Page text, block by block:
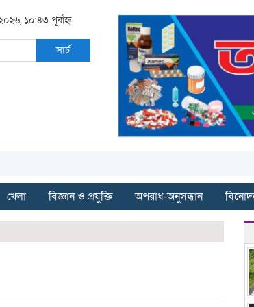
১০:৪৩ পূর্বাহ্ন
সার্চ
খেলা বিজ্ঞান ও প্রযুক্তি অপরাধ-অনুসন্ধান